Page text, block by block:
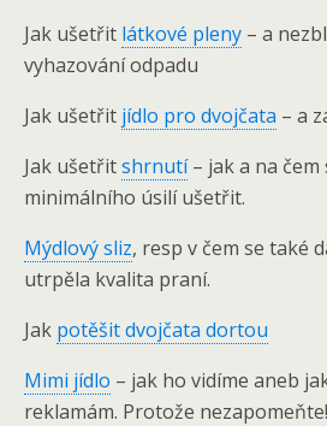
Jak ušetřit látkové pleny – a
vyhazování odpadu
Jak ušetřit jídlo pro dvojčata – a
Jak ušetřitshrnutí– jak a na čem
minimálního úsilí ušetřit.
Mýdlový sliz, resp v čem se také
utrpěla kvalita praní.
Jak potěšit dvojčata dortou
Mimi jídlo – jak ho vidíme aneb
reklamám. Protože